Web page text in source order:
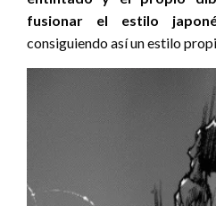
fusionar el estilo
consiguiendo así un estilo